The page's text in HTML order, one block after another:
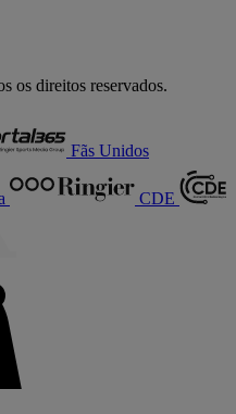
os direitos reservados.
Fãs Unidos
CDE